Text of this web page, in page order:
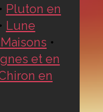
• Pluton en
• Lune
•
et en
en